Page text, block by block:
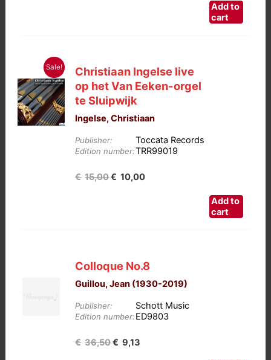
Add to
cart
Sale!
Christiaan Ingelse live
op het Van Eeken-orgel
te Sluipwijk
Ingelse, Christiaan
Publisher: Toccata Records
Edition number:TRR99019
€ 15,00Oorspronkelijke
€ 10,00Huidige
Add to
cart
Colloque No.8
Guillou, Jean (1930-2019)
Publisher: Schott Music
Edition number:ED9803
€ 36,50Oorspronkelijke
€ 9,13